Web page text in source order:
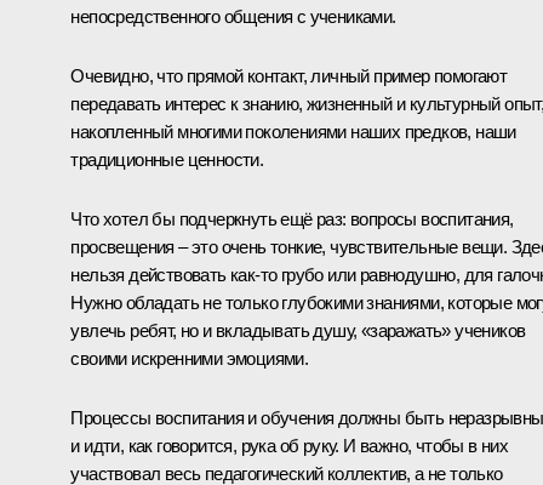
непосредственного общения с учениками.
Очевидно, что прямой контакт, личный пример помогают
передавать интерес к знанию, жизненный и культурный
накопленный многими поколениями наших предков, наши
традиционные ценности.
Что хотел бы подчеркнуть ещё раз: вопросы воспитания,
просвещения – это очень тонкие, чувствительные вещи.
нельзя действовать как-то грубо или равнодушно, для
Нужно обладать не только глубокими знаниями, которые
увлечь ребят, но и вкладывать душу, «заражать» учеников
своими искренними эмоциями.
Процессы воспитания и обучения должны быть
и идти, как говорится, рука об руку. И важно, чтобы в них
участвовал весь педагогический коллектив, а не только